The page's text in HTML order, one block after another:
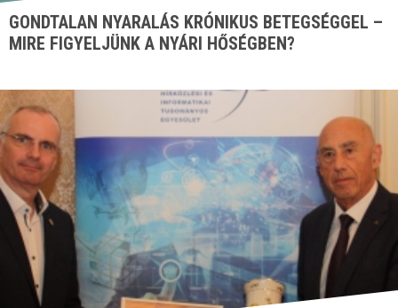
GONDTALAN NYARALÁS KRÓNIKUS BETEGSÉGGEL –
MIRE FIGYELJÜNK A NYÁRI HŐSÉGBEN?